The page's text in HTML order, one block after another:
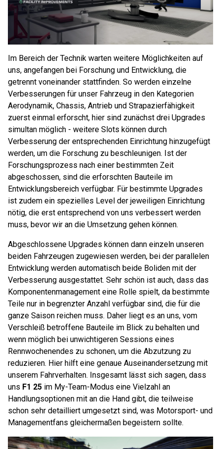
Im Bereich der Technik warten weitere Möglichkeiten auf
uns, angefangen bei Forschung und Entwicklung, die
getrennt voneinander stattfinden. So werden einzelne
Verbesserungen für unser Fahrzeug in den Kategorien
Aerodynamik, Chassis, Antrieb und Strapazierfähigkeit
zuerst einmal erforscht, hier sind zunächst drei Upgrades
simultan möglich - weitere Slots können durch
Verbesserung der entsprechenden Einrichtung hinzugefügt
werden, um die Forschung zu beschleunigen. Ist der
Forschungsprozess nach einer bestimmten Zeit
abgeschossen, sind die erforschten Bauteile im
Entwicklungsbereich verfügbar. Für bestimmte Upgrades
ist zudem ein spezielles Level der jeweiligen Einrichtung
nötig, die erst entsprechend von uns verbessert werden
muss, bevor wir an die Umsetzung gehen können.
Abgeschlossene Upgrades können dann einzeln unseren
beiden Fahrzeugen zugewiesen werden, bei der parallelen
Entwicklung werden automatisch beide Boliden mit der
Verbesserung ausgestattet. Sehr schön ist auch, dass das
Komponentenmanagement eine Rolle spielt, da bestimmte
Teile nur in begrenzter Anzahl verfügbar sind, die für die
ganze Saison reichen muss. Daher liegt es an uns, vom
Verschleiß betroffene Bauteile im Blick zu behalten und
wenn möglich bei unwichtigeren Sessions eines
Rennwochenendes zu schonen, um die Abzutzung zu
reduzieren. Hier hilft eine genaue Auseinandersetzung mit
unserem Fahrverhalten. Insgesamt lässt sich sagen, dass
uns F1 25 im My-Team-Modus eine Vielzahl an
Handlungsoptionen mit an die Hand gibt, die teilweise
schon sehr detailliert umgesetzt sind, was Motorsport- und
Managementfans gleichermaßen begeistern sollte.